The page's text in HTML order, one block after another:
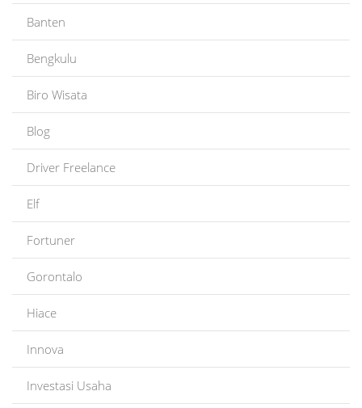
Banten
Bengkulu
Biro Wisata
Blog
Driver Freelance
Elf
Fortuner
Gorontalo
Hiace
Innova
Investasi Usaha